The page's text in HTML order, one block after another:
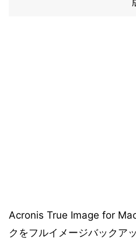
Acronis True Image for
クをフルイメージバックア